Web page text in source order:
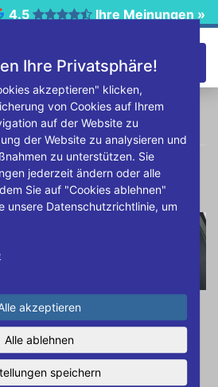
Ihre Privatsphäre!
akzeptieren" klicken,
von Cookies auf Ihrem
auf der Website zu
der Website zu analysieren und
zu unterstützen. Sie
jederzeit ändern oder alle
Sie auf "Cookies ablehnen"
unsere Datenschutzrichtlinie, um
akzeptieren
Alle ablehnen
speichern
4.5 Ihre Meinungen »
von Reifen
auf der Nabe, liegt es im
steht es vertikal beim